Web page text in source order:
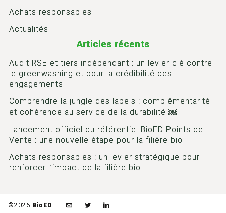
Achats responsables
Actualités
Articles récents
Audit RSE et tiers indépendant : un levier clé contre
le greenwashing et pour la crédibilité des
engagements
Comprendre la jungle des labels : complémentarité
et cohérence au service de la durabilité ￼
Lancement officiel du référentiel BioED Points de
Vente : une nouvelle étape pour la filière bio
Achats responsables : un levier stratégique pour
renforcer l’impact de la filière bio
©2026 BioED